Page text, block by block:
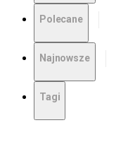
Polecane
Najnowsze
Tagi